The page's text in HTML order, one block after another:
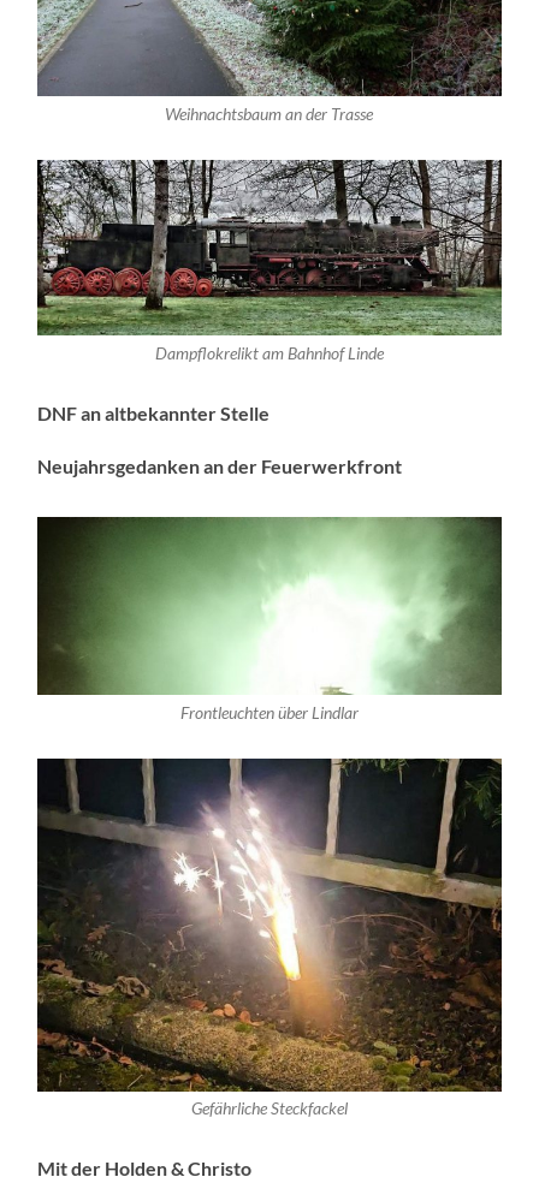
Weihnachtsbaum an der Trasse
Dampflokrelikt am Bahnhof Linde
DNF an altbekannter Stelle
Neujahrsgedanken an der Feuerwerkfront
Frontleuchten über Lindlar
Gefährliche Steckfackel
Mit der Holden & Christo